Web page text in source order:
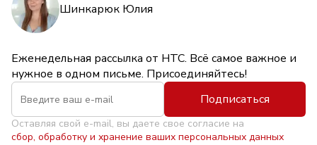
Шинкарюк Юлия
Еженедельная рассылка от НТС. Всё самое важное и
нужное в одном письме. Присоединяйтесь!
Подписаться
Оставляя свой e-mail, вы даете свое согласие на
сбор, обработку и хранение ваших персональных данных